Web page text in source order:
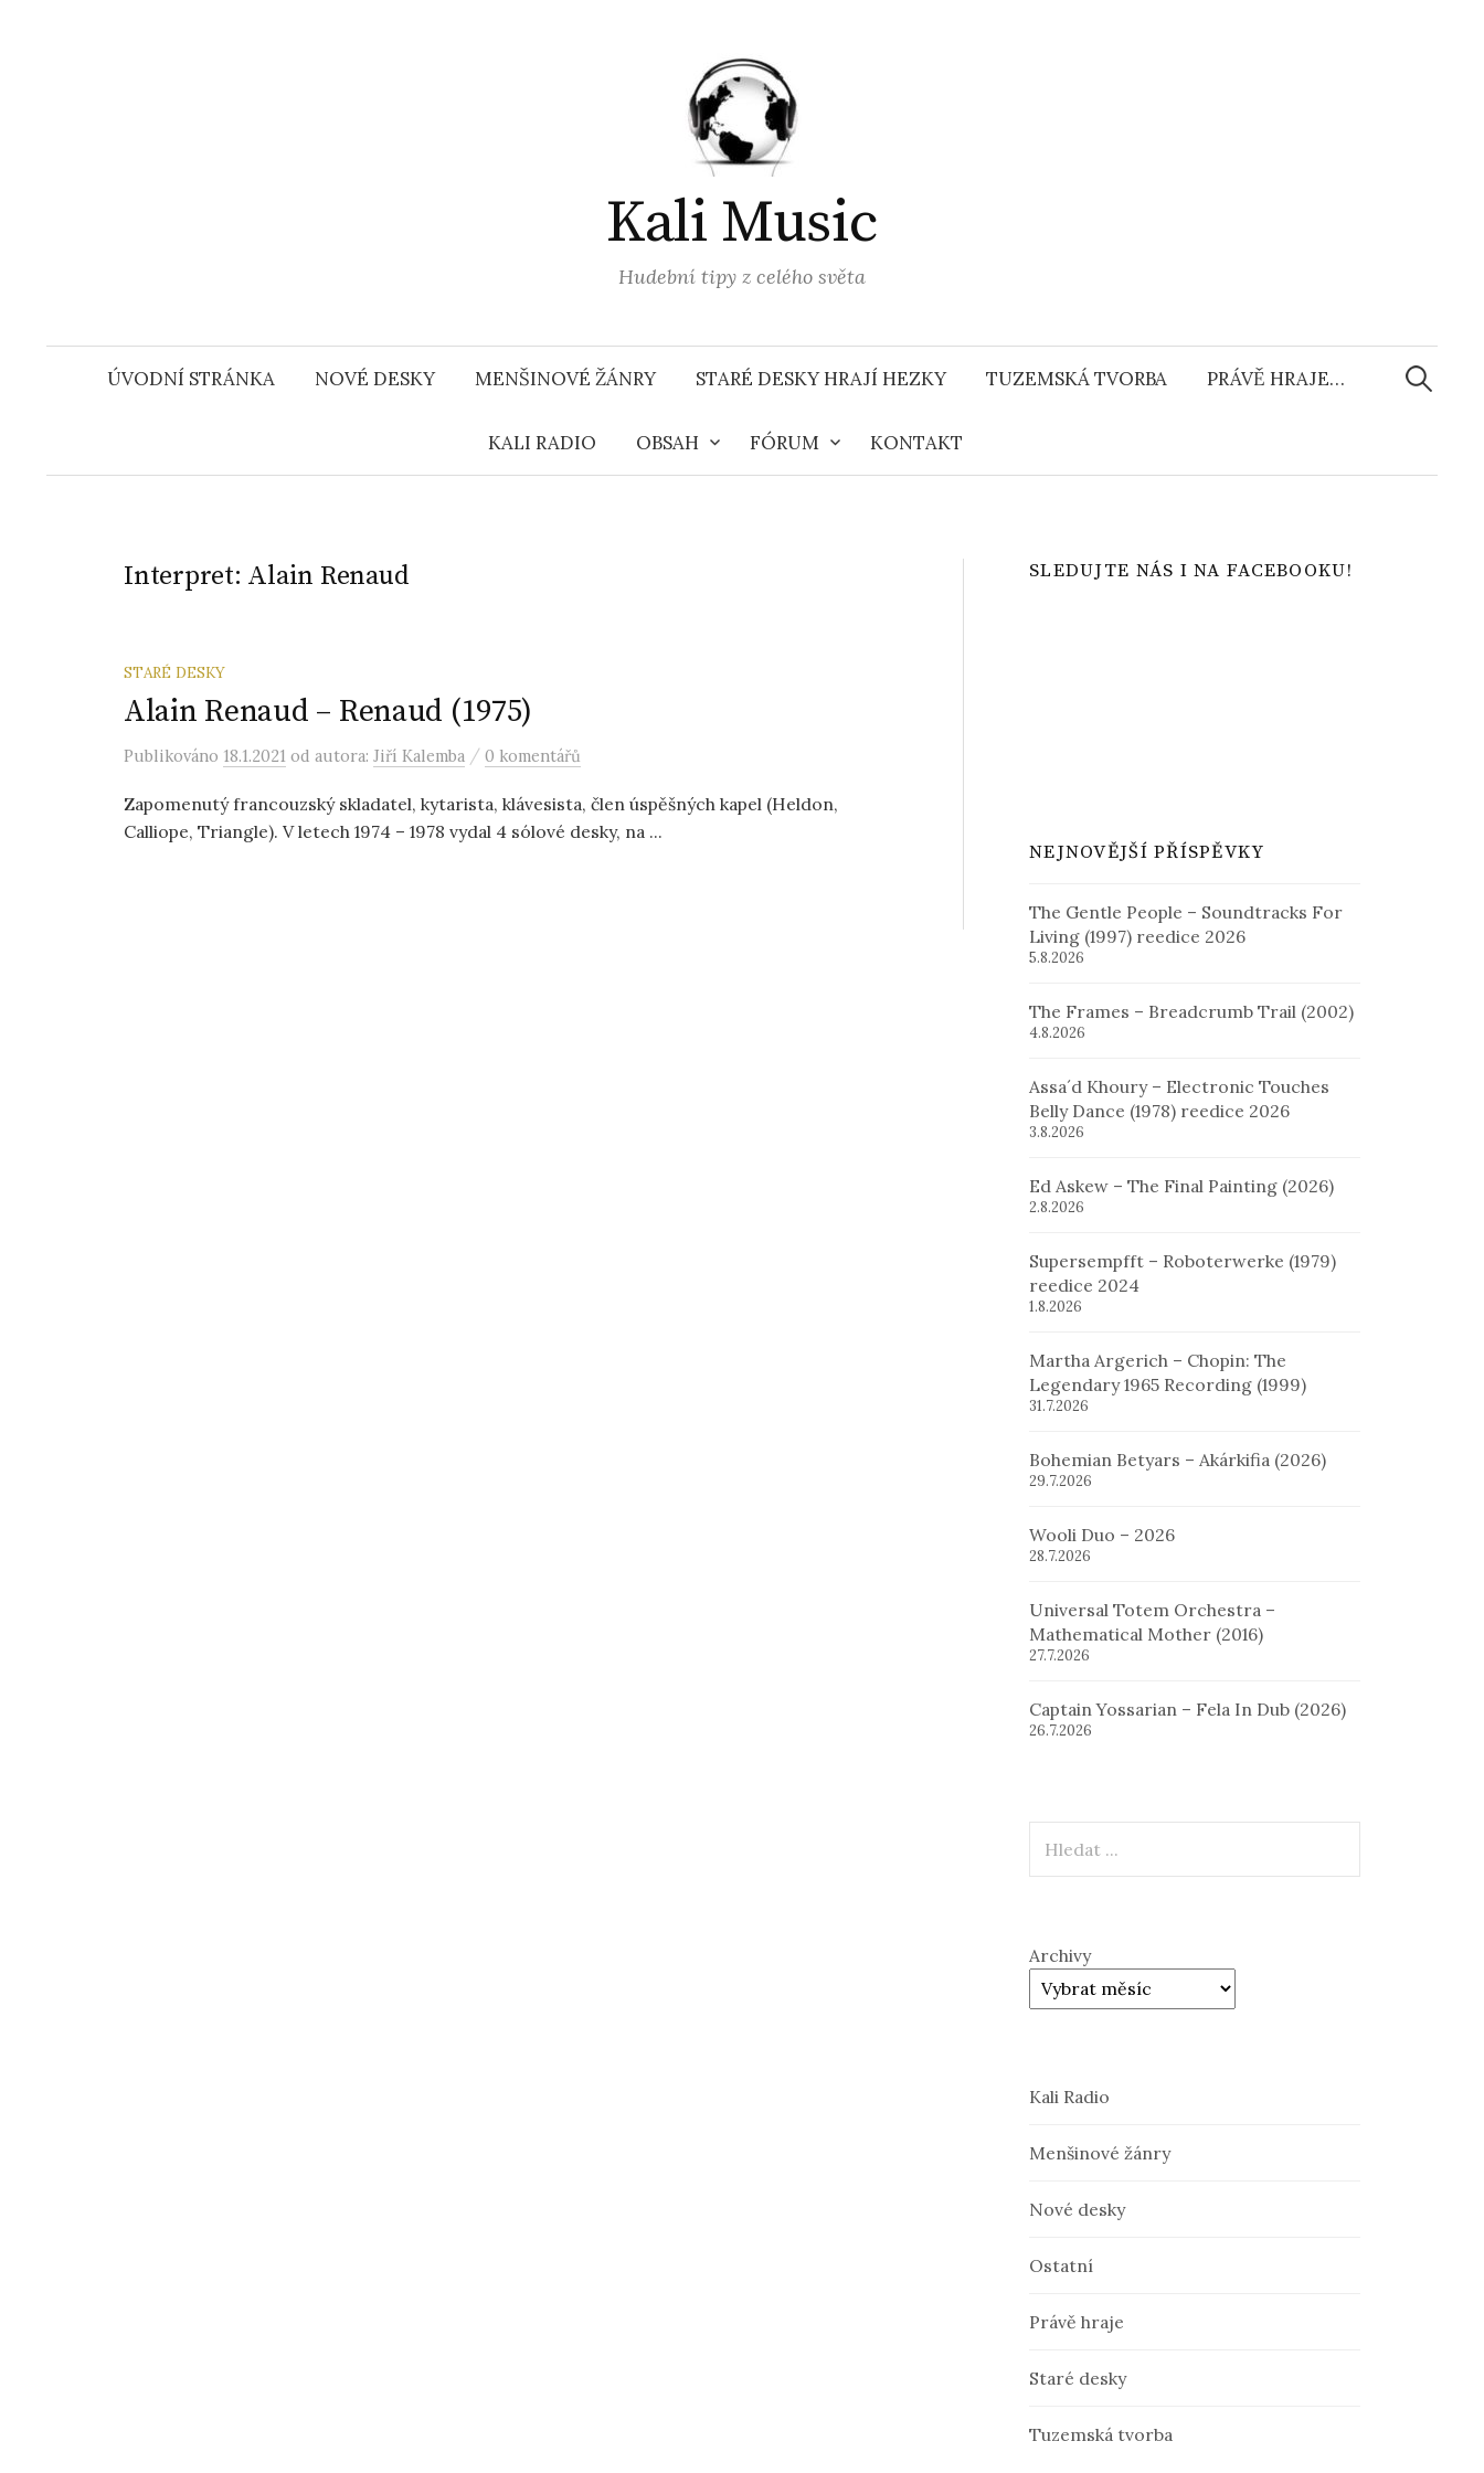
Kali Music
Hudební tipy z celého světa
ÚVODNÍ STRÁNKA NOVÉ DESKY MENŠINOVÉ ŽÁNRY STARÉ DESKY HRAJÍ HEZKY TUZEMSKÁ TVORBA PRÁVĚ HRAJE…
KALI RADIO OBSAH FÓRUM KONTAKT
Interpret: Alain Renaud
STARÉ DESKY
Alain Renaud – Renaud (1975)
Publikováno 18.1.2021 od autora: Jiří Kalemba / 0 komentářů
Zapomenutý francouzský skladatel, kytarista, klávesista, člen úspěšných kapel (Heldon,
Calliope, Triangle). V letech 1974 – 1978 vydal 4 sólové desky, na ...
SLEDUJTE NÁS I NA FACEBOOKU!
NEJNOVĚJŠÍ PŘÍSPĚVKY
The Gentle People – Soundtracks For
Living (1997) reedice 2026
5.8.2026
The Frames – Breadcrumb Trail (2002)
4.8.2026
Assa´d Khoury – Electronic Touches
Belly Dance (1978) reedice 2026
3.8.2026
Ed Askew – The Final Painting (2026)
2.8.2026
Supersempfft – Roboterwerke (1979)
reedice 2024
1.8.2026
Martha Argerich – Chopin: The
Legendary 1965 Recording (1999)
31.7.2026
Bohemian Betyars – Akárkifia (2026)
29.7.2026
Wooli Duo – 2026
28.7.2026
Universal Totem Orchestra –
Mathematical Mother (2016)
27.7.2026
Captain Yossarian – Fela In Dub (2026)
26.7.2026
Archivy
Kali Radio
Menšinové žánry
Nové desky
Ostatní
Právě hraje
Staré desky
Tuzemská tvorba